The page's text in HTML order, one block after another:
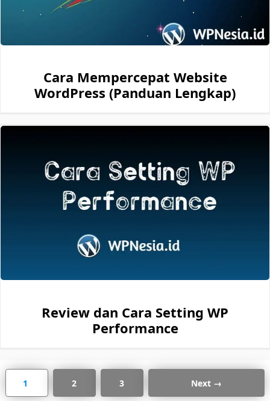
Cara Mempercepat Website
WordPress (Panduan Lengkap)
Review dan Cara Setting WP
Performance
Page
1 Page
2 Page
3 Next →